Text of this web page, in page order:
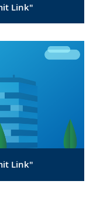
Link"
Link"